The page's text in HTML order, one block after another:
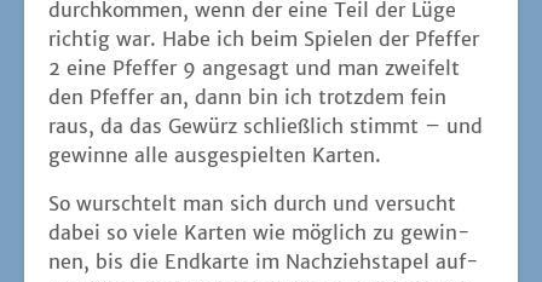
eige­nen Optio­nen aufzubessern.
Mit SPICY habe ich so mei­ne Pro­ble­me. Mir ist
das alles zu viel Rate­rei und außer­dem muss
man in mei­nen Augen viel zu oft lügen. Dann
besteht viel­leicht eine glück­li­che 50:50 Chan­
oder noch nicht ein­mal das. Dabei ist das Pas­
sen auf Dau­er kei­ne ech­te Opti­on, da sich
wenig bis gar nichts an der Spiel­si­tua­ti­on